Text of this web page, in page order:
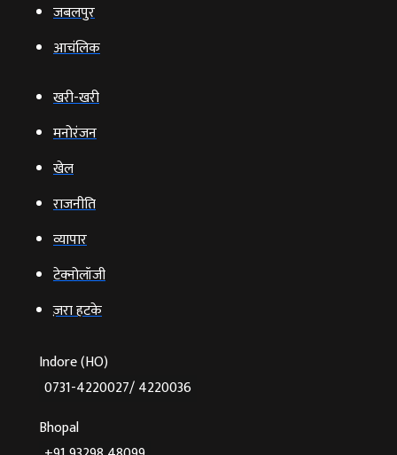
जबलपुर
आचंलिक
खरी-खरी
मनोरंजन
खेल
राजनीति
व्‍यापार
टेक्‍नोलॉजी
ज़रा हटके
Indore (HO)
0731-4220027/ 4220036
Bhopal